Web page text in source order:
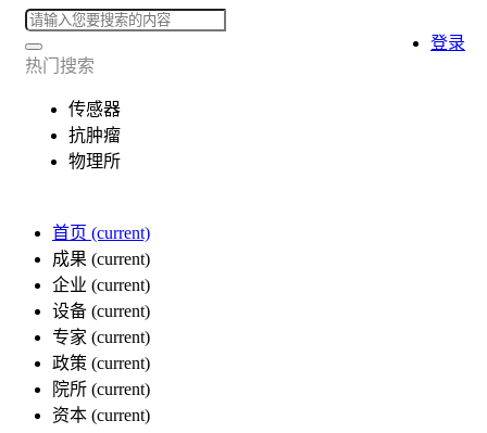
热门搜索
传感器
抗肿瘤
物理所
首页 (current)
成果 (current)
企业 (current)
设备 (current)
专家 (current)
政策 (current)
院所 (current)
资本 (current)
登录